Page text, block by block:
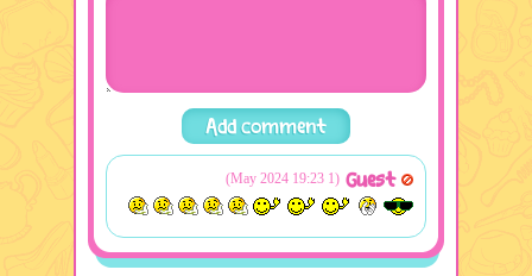
Guest
(1 May 2024 19:23)